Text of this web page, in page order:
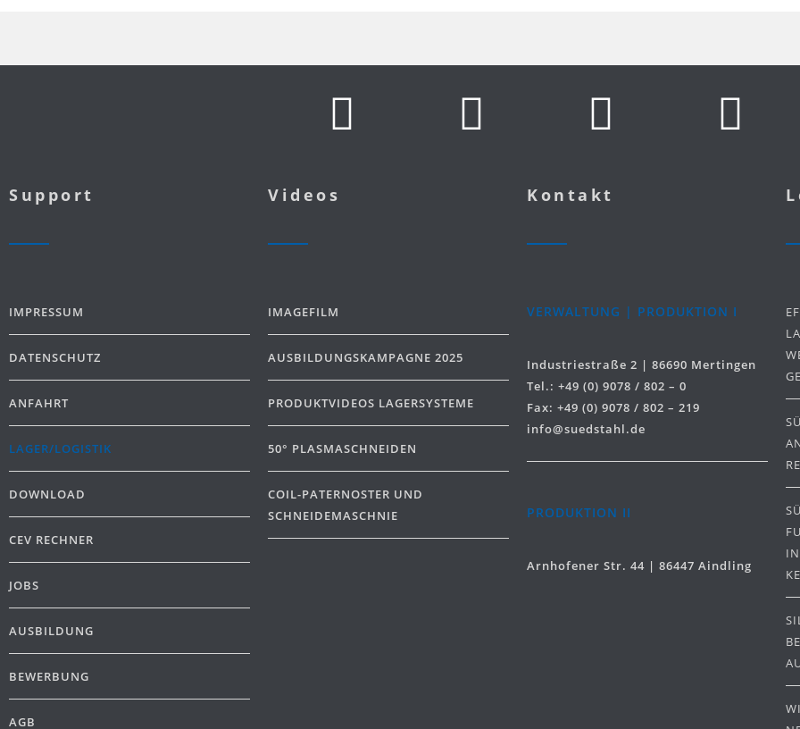
Support
IMPRESSUM
DATENSCHUTZ
ANFAHRT
LAGER/LOGISTIK
DOWNLOAD
CEV RECHNER
JOBS
AUSBILDUNG
BEWERBUNG
AGB
Videos
IMAGEFILM
AUSBILDUNGSKAMPAGNE 2025
PRODUKTVIDEOS LAGERSYSTEME
50° PLASMASCHNEIDEN
COIL-PATERNOSTER UND
SCHNEIDEMASCHNIE
Kontakt
VERWALTUNG | PRODUKTION I
Industriestraße 2 | 86690 Mertingen
Tel.: +49 (0) 9078 / 802 – 0
Fax: +49 (0) 9078 / 802 – 219
info@suedstahl.de
PRODUKTION II
Arnhofener Str. 44 | 86447 Aindling